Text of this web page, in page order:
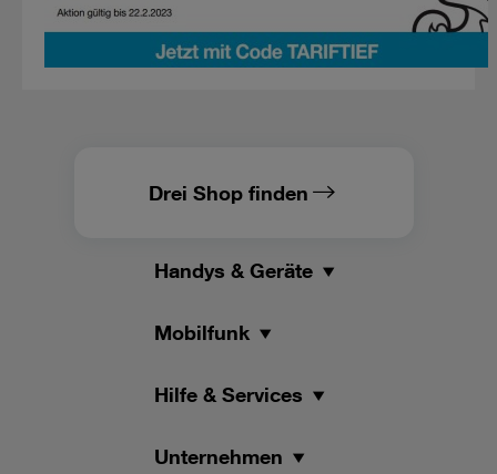
Drei Shop finden
Handys & Geräte
Mobilfunk
Hilfe & Services
Unternehmen